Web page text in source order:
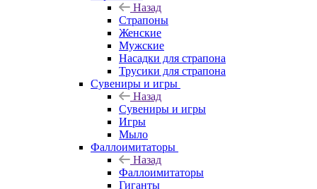
Назад
Страпоны
Женские
Мужские
Насадки для страпона
Трусики для страпона
Сувениры и игры
Назад
Сувениры и игры
Игры
Мыло
Фаллоимитаторы
Назад
Фаллоимитаторы
Гиганты